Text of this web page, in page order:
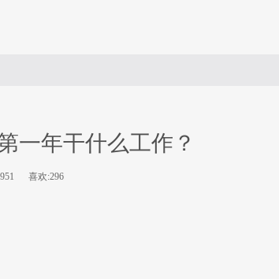
一年干什么工作？
喜欢:296